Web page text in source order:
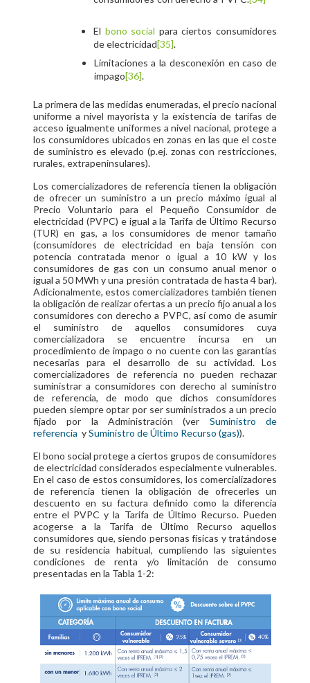
El bono social para ciertos consumidores
de electricidad[35].
Limitaciones a la desconexión en caso de
impago[36].
La primera de las medidas enumeradas, el precio nacional
uniforme a nivel mayorista y la existencia de tarifas de
acceso igualmente uniformes a nivel nacional, protege a
los consumidores ubicados en zonas en las que el coste
de suministro es elevado (p.ej. zonas con restricciones,
rurales, extrapeninsulares).
Los comercializadores de referencia tienen la obligación
de ofrecer un suministro a un precio máximo igual al
Precio Voluntario para el Pequeño Consumidor de
electricidad (PVPC) e igual a la Tarifa de Último Recurso
(TUR) en gas, a los consumidores de menor tamaño
(consumidores de electricidad en baja tensión con
potencia contratada menor o igual a 10 kW y los
consumidores de gas con un consumo anual menor o
igual a 50 MWh y una presión contratada de hasta 4 bar).
Adicionalmente, estos comercializadores también tienen
la obligación de realizar ofertas a un precio fijo anual a los
consumidores con derecho a PVPC, así como de asumir
el suministro de aquellos consumidores cuya
comercializadora se encuentre incursa en un
procedimiento de impago o no cuente con las garantías
necesarias para el desarrollo de su actividad. Los
comercializadores de referencia no pueden rechazar
suministrar a consumidores con derecho al suministro
de referencia, de modo que dichos consumidores
pueden siempre optar por ser suministrados a un precio
fijado por la Administración (ver Suministro de
referencia ySuministro de Último Recurso (gas)).
El bono social protege a ciertos grupos de consumidores
de electricidad considerados especialmente vulnerables.
En el caso de estos consumidores, los comercializadores
de referencia tienen la obligación de ofrecerles un
descuento en su factura definido como la diferencia
entre el PVPC y la Tarifa de Último Recurso. Pueden
acogerse a la Tarifa de Último Recurso aquellos
consumidores que, siendo personas físicas y tratándose
de su residencia habitual, cumpliendo las siguientes
condiciones de renta y/o limitación de consumo
presentadas en la Tabla 1-2: